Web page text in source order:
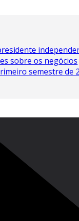
sobre os negócios
semestre de